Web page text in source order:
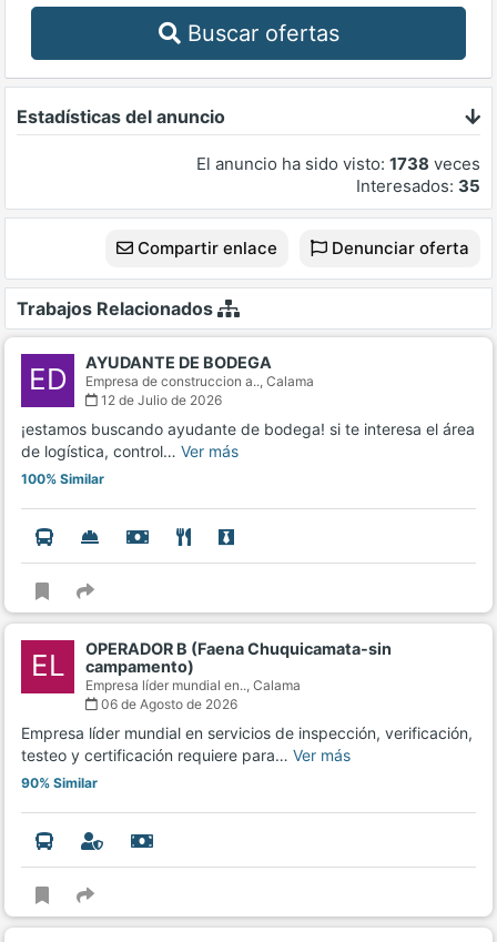
Buscar ofertas
Estadísticas del anuncio
El anuncio ha sido visto: 1738 veces
Interesados: 35
Compartir enlace Denunciar oferta
Trabajos Relacionados
ED AYUDANTE DE BODEGA
Empresa de construccion a.., Calama
12 de Julio de 2026
¡estamos buscando ayudante de bodega! si te interesa el área
de logística, control… Ver más
100% Similar
EL
OPERADOR B (Faena Chuquicamata-sin
campamento)
Empresa líder mundial en.., Calama
06 de Agosto de 2026
Empresa líder mundial en servicios de inspección, verificación,
testeo y certificación requiere para… Ver más
90% Similar